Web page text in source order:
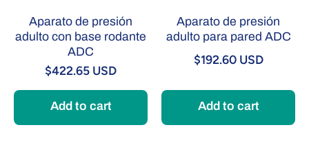
Aparato de presión
adulto con base rodante
ADC
$422.65 USD
Add to cart
Aparato de presión
adulto para pared ADC
$192.60 USD
Add to cart